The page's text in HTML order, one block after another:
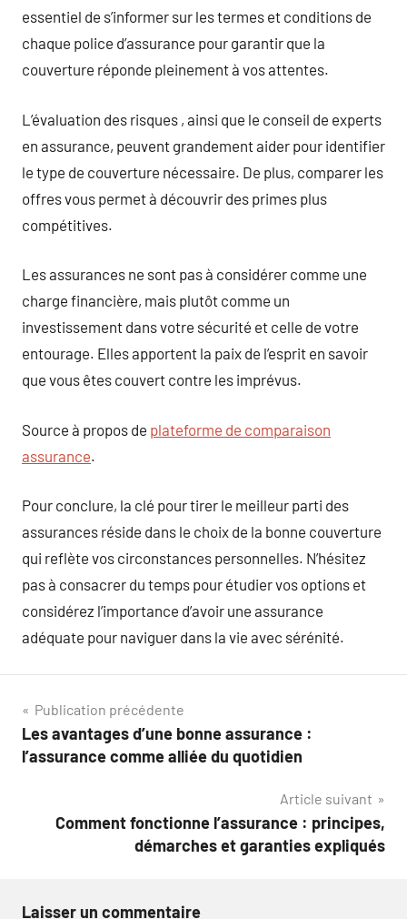
essentiel de s’informer sur les termes et conditions de
chaque police d’assurance pour garantir que la
couverture réponde pleinement à vos attentes.
L’évaluation des risques , ainsi que le conseil de experts
en assurance, peuvent grandement aider pour identifier
le type de couverture nécessaire. De plus, comparer les
offres vous permet à découvrir des primes plus
compétitives.
Les assurances ne sont pas à considérer comme une
charge financière, mais plutôt comme un
investissement dans votre sécurité et celle de votre
entourage. Elles apportent la paix de l’esprit en savoir
que vous êtes couvert contre les imprévus.
Source à propos de plateforme de comparaison
assurance.
Pour conclure, la clé pour tirer le meilleur parti des
assurances réside dans le choix de la bonne couverture
qui reflète vos circonstances personnelles. N’hésitez
pas à consacrer du temps pour étudier vos options et
considérez l’importance d’avoir une assurance
adéquate pour naviguer dans la vie avec sérénité.
Navigation
de
Publication précédente
Les avantages d’une bonne assurance :
l’assurance comme alliée du quotidien
Article suivant
Comment fonctionne l’assurance : principes,
démarches et garanties expliqués
Laisser un commentaire